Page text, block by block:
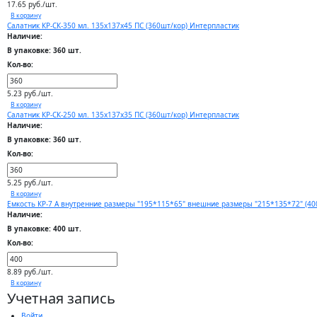
17.65 руб./шт.
В корзину
Салатник КР-СК-350 мл. 135х137х45 ПС (360шт/кор) Интерпластик
Наличие:
В упаковке: 360 шт.
Кол-во:
5.23 руб./шт.
В корзину
Салатник КР-СК-250 мл. 135х137х35 ПС (360шт/кор) Интерпластик
Наличие:
В упаковке: 360 шт.
Кол-во:
5.25 руб./шт.
В корзину
Емкость КР-7 А внутренние размеры "195*115*65" внешние размеры "215*135*72"
Наличие:
В упаковке: 400 шт.
Кол-во:
8.89 руб./шт.
В корзину
Учетная запись